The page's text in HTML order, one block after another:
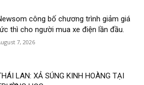
công bố chương trình giảm giá
thì cho người mua xe điện lần đầu.
7, 2026
LAN: XẢ SÚNG KINH HOÀNG TẠI